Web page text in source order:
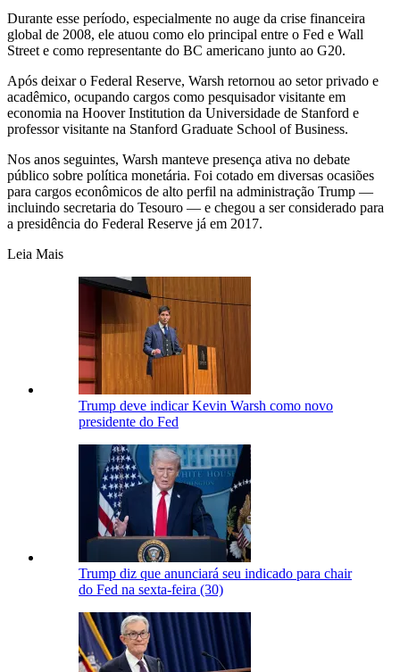
Durante esse período, especialmente no auge da crise financeira
global de 2008, ele atuou como elo principal entre o Fed e Wall
Street e como representante do BC americano junto ao G20.
Após deixar o Federal Reserve, Warsh retornou ao setor privado e
acadêmico, ocupando cargos como pesquisador visitante em
economia na Hoover Institution da Universidade de Stanford e
professor visitante na Stanford Graduate School of Business.
Nos anos seguintes, Warsh manteve presença ativa no debate
público sobre política monetária. Foi cotado em diversas ocasiões
para cargos econômicos de alto perfil na administração Trump —
incluindo secretaria do Tesouro — e chegou a ser considerado para
a presidência do Federal Reserve já em 2017.
Leia Mais
Trump deve indicar Kevin Warsh como novo
presidente do Fed
Trump diz que anunciará seu indicado para chair
do Fed na sexta-feira (30)